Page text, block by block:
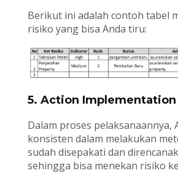
Berikut ini adalah contoh tabel
risiko yang bisa Anda tiru:
5. Action Implementation
Dalam proses pelaksanaannya,
konsisten dalam melakukan
sudah disepakati dan
sehingga bisa menekan risiko